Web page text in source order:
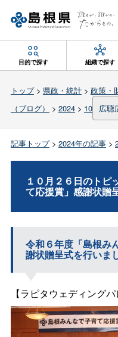
目的で探す 組織で探す
トップ> 県政・統計> 政策・
（ブログ）
> 2024> 10 広聴
記事トップ> 2024年の記事>
１０月２６日のトピ
て応援賞」感謝状贈
令和６年度「島根み
謝状贈呈式を行いま
【ラピタウェディング